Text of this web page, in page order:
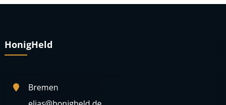
HonigHeld